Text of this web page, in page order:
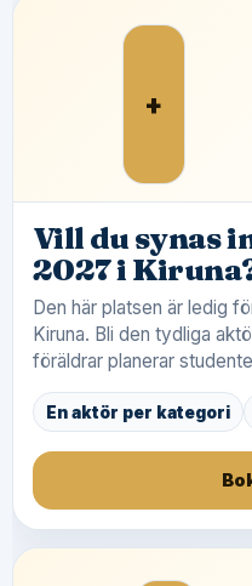
+
Vill du synas
2027 i
Den här platsen är ledig
Kiruna. Bli den tydliga
föräldrar planerar
En aktör per kategori